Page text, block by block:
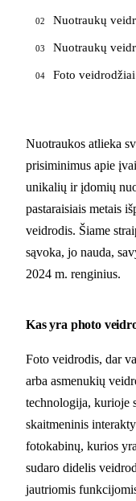
02 Nuotraukų
03 Nuotraukų
04 Foto
Nuotraukos atlieka
prisiminimus apie
unikalių ir įdomių
pastaraisiais metais
veidrodis. Šiame
sąvoka, jo nauda,
2024 m. renginius.
Kas yra photo
Foto veidrodis, dar
arba asmenukių
technologija, kurioje
skaitmeninis
fotokabinų, kurios
sudaro didelis
jautriomis